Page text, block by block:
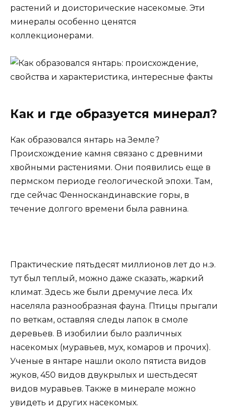
растений и доисторические насекомые. Эти
минералы особенно ценятся
коллекционерами.
Как и где образуется минерал?
Как образовался янтарь на Земле?
Происхождение камня связано с древними
хвойными растениями. Они появились еще в
пермском периоде геологической эпохи. Там,
где сейчас Фенноскандинавские горы, в
течение долгого времени была равнина.
Практические пятьдесят миллионов лет до н.э.
тут был теплый, можно даже сказать, жаркий
климат. Здесь же были дремучие леса. Их
населяла разнообразная фауна. Птицы прыгали
по веткам, оставляя следы лапок в смоле
деревьев. В изобилии было различных
насекомых (муравьев, мух, комаров и прочих).
Ученые в янтаре нашли около пятиста видов
жуков, 450 видов двукрылых и шестьдесят
видов муравьев. Также в минерале можно
увидеть и других насекомых.